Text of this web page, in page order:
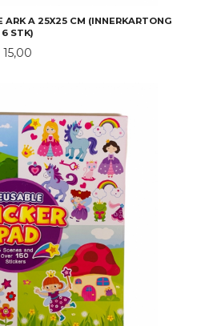
A 25X25 CM (INNERKARTONG
6 STK)
Pris
15,00